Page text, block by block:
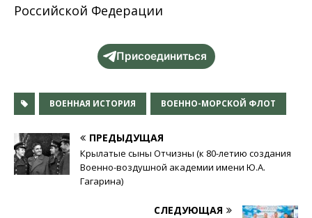
Российской Федерации
Присоединиться
ВОЕННАЯ ИСТОРИЯ ВОЕННО-МОРСКОЙ ФЛОТ
ПРЕДЫДУЩАЯ
Крылатые сыны Отчизны (к 80-летию создания
Военно-воздушной академии имени Ю.А.
Гагарина)
СЛЕДУЮЩАЯ